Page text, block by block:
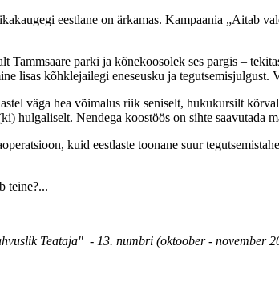
eestlane on ärkamas. Kampaania „Aitab
parki ja kõnekoosolek ses pargis –
lisas kõhklejailegi eneseusku ja tegutsemisjulgust.
väga hea võimalus riik seniselt, hukukursilt
hulgaliselt. Nendega koostöös on sihte saavutada
kuid eestlaste toonane suur
teine?...
Teataja" - 13. numbri (oktoober - november